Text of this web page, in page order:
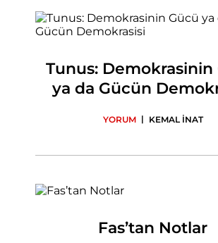
Tunus: Demokrasinin
ya da Gücün
YORUM | KEMAL İNAT
Fas’tan Notlar